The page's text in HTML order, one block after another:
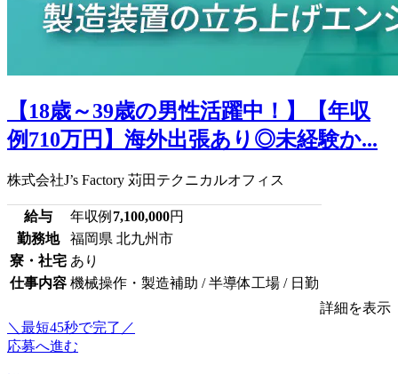
【18歳～39歳の男性活躍中！】【年収
例710万円】海外出張あり◎未経験か...
株式会社J’s Factory 苅田テクニカルオフィス
給与 年収例 7,100,000円
勤務地
福岡県 北九州市
寮・社宅 あり
仕事内容 機械操作・製造補助 / 半導体工場 / 日勤
詳細を表示
＼最短45秒で完了／
応募へ進む